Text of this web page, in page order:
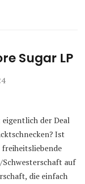
Sugar LP
eigentlich der Deal
Ist
freiheitsliebende
auf
die einfach